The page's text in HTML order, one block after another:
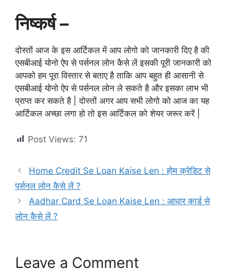
निष्कर्ष –
दोस्तों आज के इस आर्टिकल में आप लोगो को जानकारी दिए है की
एसबीआई योनो ऐप से पर्सनल लोन कैसे लें इसकी पूरी जानकारी को
आपको हम पूरा विस्तार से बताए है ताकि आप बहुत ही आसानी से
एसबीआई योनो ऐप से पर्सनल लोन ले सकते है और इसका लाभ भी
प्राप्त कर सकते है | दोस्तों अगर आप सभी लोगो को आज का यह
आर्टिकल अच्छा लगा हो तो इस आर्टिकल को शेयर जरूर करें |
Post Views: 71
Home Credit Se Loan Kaise Len : होम क्रेडिट से
पर्सनल लोन कैसे लें ?
Aadhar Card Se Loan Kaise Len : आधार कार्ड से
लोन कैसे लें ?
Leave a Comment